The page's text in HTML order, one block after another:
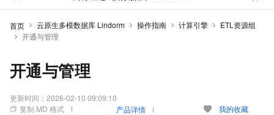
首页 云原生多模数据库 Lindorm 操作指南 计算引擎
ETL资源组
开通与管理
开通与管理
更新时间： 2026-02-10 09:09:10
复制 MD 格式
产品详情 我的收藏